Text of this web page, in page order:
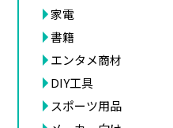
家電
書籍
エンタメ商材
DIY工具
スポーツ用品